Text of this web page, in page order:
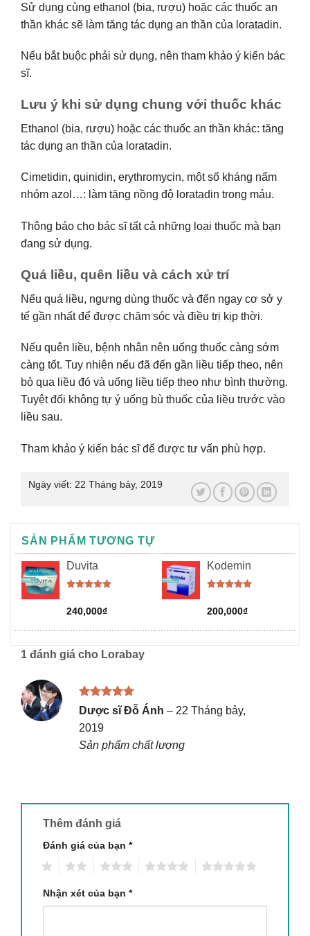
Sử dụng cùng ethanol (bia, rượu) hoặc các thuốc an
thần khác sẽ làm tăng tác dụng an thần của loratadin.
Nếu bắt buộc phải sử dụng, nên tham khảo ý kiến bác
sĩ.
Lưu ý khi sử dụng chung với thuốc khác
Ethanol (bia, rượu) hoặc các thuốc an thần khác: tăng
tác dụng an thần của loratadin.
Cimetidin, quinidin, erythromycin, một số kháng nấm
nhóm azol…: làm tăng nồng độ loratadin trong máu.
Thông báo cho bác sĩ tất cả những loại thuốc mà bạn
đang sử dụng.
Quá liều, quên liều và cách xử trí
Nếu quá liều, ngưng dùng thuốc và đến ngay cơ sở y
tế gần nhất để được chăm sóc và điều trị kịp thời.
Nếu quên liều, bệnh nhân nên uống thuốc càng sớm
càng tốt. Tuy nhiên nếu đã đến gần liều tiếp theo, nên
bỏ qua liều đó và uống liều tiếp theo như bình thường.
Tuyệt đối không tự ý uống bù thuốc của liều trước vào
liều sau.
Tham khảo ý kiến bác sĩ để được tư vấn phù hợp.
Ngày viết: 22 Tháng bảy, 2019
SẢN PHẨM TƯƠNG TỰ
Duvita
hạng5.00
5 sao
240,000₫
Kodemin
hạng5.00
5 sao
200,000₫
1 đánh giá cho Lorabay
Được xếp
hạng
sao
Dược sĩ Đỗ Ánh – 22 Tháng bảy,
2019
Sản phẩm chất lượng
Thêm đánh giá
Đánh giá của bạn *
Nhận xét của bạn *